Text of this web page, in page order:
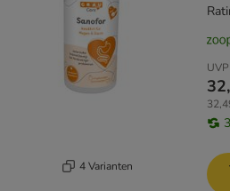
4 Varianten
UVP